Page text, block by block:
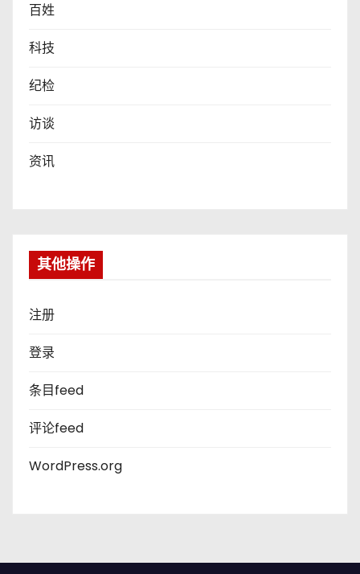
百姓
科技
纪检
访谈
资讯
其他操作
注册
登录
条目feed
评论feed
WordPress.org